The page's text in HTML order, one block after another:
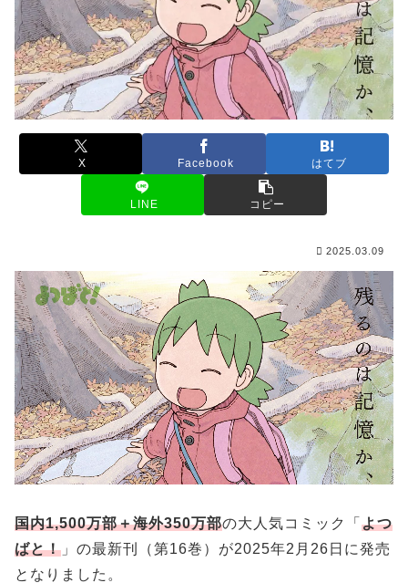
X Facebook はてブ
LINE コピー
2025.03.09
国内1,500万部＋海外350万部の大人気コミック「 よつ
ばと！ 」の最新刊（第16巻）が2025年2月26日に発売
となりました。